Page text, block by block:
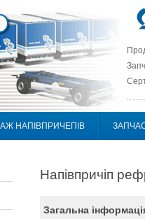
НАПІВПРИЧЕПІВ
Напівпричіп
Загальна